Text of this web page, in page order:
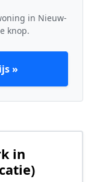
in Nieuw-
knop.
»
in